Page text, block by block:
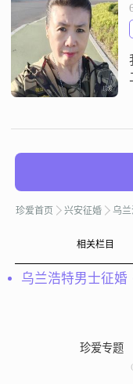
珍爱首页 兴安征婚 乌
相关栏目
乌兰浩特男士征婚
珍爱专题